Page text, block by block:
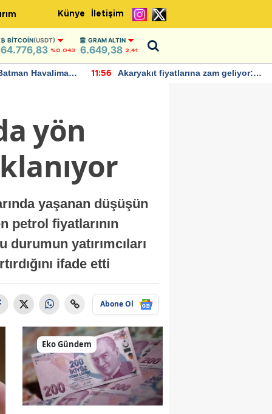
Künye İletişim
BITCOIN(USDT)
64.776,83 %0.043
GRAM ALTIN
6.649,38 2,41
Havalimanı
11:56
Akaryakıt fiyatlarına zam geliyor:
yön
yaşanan düşüşün
petrol fiyatlarının
yatırımcıları
ifade etti
Abone Ol
Eko Gündem